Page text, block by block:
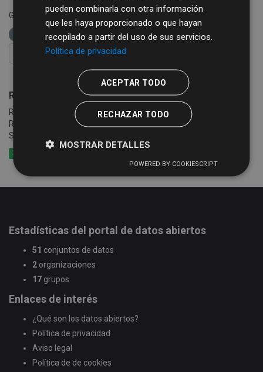
Grupos: Turismo
restaurantes
FILTRAR RESULTADOS
Registro Turístico de la Provincia de Salamanca
Relación e información de establecimientos registrados en el
Registro Turístico de la Junta de Castilla y León de la Provincia de
Salamanca
XLSX
Estadísticas del portal de datos abiertos
51 conjuntos de datos
2 organizaciones
17 grupos
Enlaces de interés
¿Qué son los datos abiertos?
Política de privacidad
Aviso legal
Política de de cookies
pueden combinarla con otra información
que les haya proporcionado o que hayan
recopilado a partir del uso de sus servicios.
Política de privacidad
ACEPTAR TODO
RECHAZAR TODO
MOSTRAR DETALLES
POWERED BY COOKIESCRIPT